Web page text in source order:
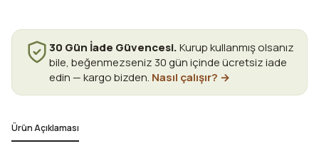
30 Gün İade Güvencesi.Kurup kullanmış olsanız
bile, beğenmezseniz 30 gün içinde ücretsiz iade
edin — kargo bizden. Nasıl çalışır? →
Ürün Açıklaması